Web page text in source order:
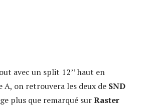
avec un split 12’’ haut en
A, on retrouvera les deux de SND
plus que remarqué surRaster